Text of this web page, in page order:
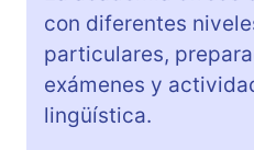
con diferentes
particulares,
exámenes y
lingüística.